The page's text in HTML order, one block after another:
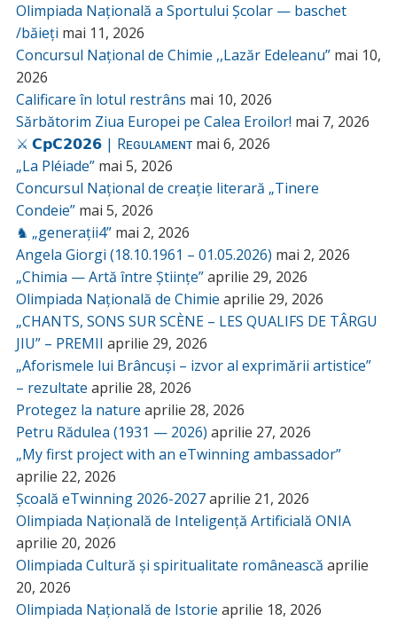
Olimpiada Națională a Sportului Școlar — baschet
/băieți mai 11, 2026
Concursul Național de Chimie ,,Lazăr Edeleanu” mai 10,
2026
Calificare în lotul restrâns mai 10, 2026
Sărbătorim Ziua Europei pe Calea Eroilor! mai 7, 2026
⚔️ 𝗖𝗽𝗖𝟮𝟬𝟮𝟲 | Rᴇɢᴜʟᴀᴍᴇɴᴛ mai 6, 2026
„La Pléiade” mai 5, 2026
Concursul Național de creație literară „Tinere
Condeie” mai 5, 2026
♞ „generații4” mai 2, 2026
Angela Giorgi (18.10.1961 – 01.05.2026) mai 2, 2026
„Chimia — Artă între Științe”aprilie 29, 2026
Olimpiada Națională de Chimie aprilie 29, 2026
„CHANTS, SONS SUR SCÈNE – LES QUALIFS DE TÂRGU
JIU” – PREMII aprilie 29, 2026
„Aforismele lui Brâncuși – izvor al exprimării artistice”
– rezultate aprilie 28, 2026
Protegez la nature aprilie 28, 2026
Petru Rădulea (1931 — 2026) aprilie 27, 2026
„My first project with an eTwinning ambassador”
aprilie 22, 2026
Școală eTwinning 2026-2027aprilie 21, 2026
Olimpiada Națională de Inteligență Artificială ONIA
aprilie 20, 2026
Olimpiada Cultură și spiritualitate românească aprilie
20, 2026
Olimpiada Națională de Istorie aprilie 18, 2026